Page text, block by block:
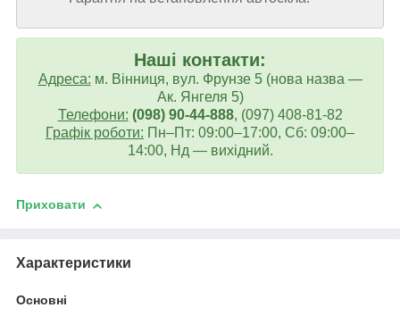
Наші контакти:
Адреса: м. Вінниця, вул. Фрунзе 5 (нова назва —
Ак. Янгеля 5)
Телефони: (098) 90-44-888, (097) 408-81-82
Графік роботи: Пн–Пт: 09:00–17:00, Сб: 09:00–
14:00, Нд — вихідний.
Приховати
Характеристики
Основні